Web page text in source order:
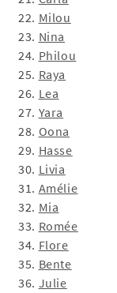
22. Milou
23. Nina
24. Philou
25. Raya
26. Lea
27. Yara
28. Oona
29. Hasse
30. Livia
31. Amélie
32. Mia
33. Romée
34. Flore
35. Bente
36. Julie